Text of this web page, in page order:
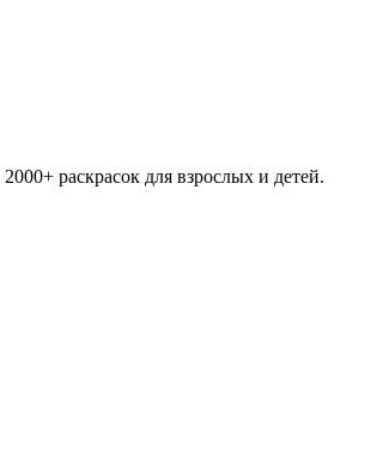
раскрасок для взрослых и детей.